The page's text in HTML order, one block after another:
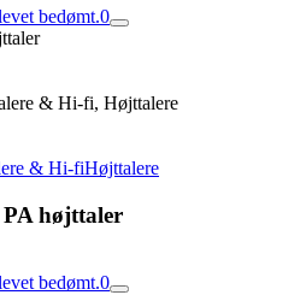
bedømt.0
& Hi-fi, Højttalere
& Hi-fiHøjttalere
højttaler
bedømt.0